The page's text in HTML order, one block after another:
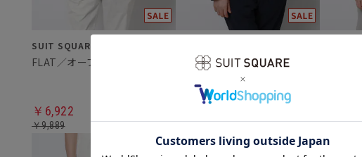
￥6,922
￥9,889 ￥9,889 ￥6,589